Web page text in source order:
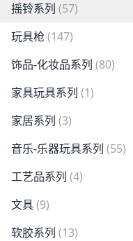
摇铃系列 (57)
玩具枪 (147)
饰品-化妆品系列 (80)
家具玩具系列 (1)
家居系列 (3)
音乐-乐器玩具系列 (55)
工艺品系列 (4)
文具(9)
软胶系列 (13)